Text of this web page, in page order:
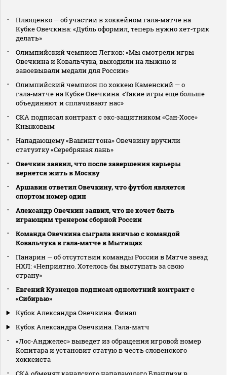
Плющенко — об участии в хоккейном гала‑матче на
Кубке Овечкина: «Дубль оформил, теперь нужно хет‑трик
делать»
Олимпийский чемпион Легков: «Мы смотрели игры
Овечкина и Ковальчука, выходили на лыжню и
завоевывали медали для России»
Олимпийский чемпион по хоккею Каменский — о
гала‑матче на Кубке Овечкина: «Такие игры еще больше
объединяют и сплачивают нас»
СКА подписал контракт с экс‑защитником «Сан‑Хосе»
Кныжовым
Нападающему «Вашингтона» Овечкину вручили
статуэтку «Серебряная лань»
Овечкин заявил, что после завершения карьеры
вернется жить в Москву
Аршавин ответил Овечкину, что футбол является
спортом номер один
Александр Овечкин заявил, что не хочет быть
играющим тренером сборной России
Команда Овечкина сыграла вничью с командой
Ковальчука в гала‑матче в Мытищах
Панарин — об отсутствии команды России в Матче звезд
НХЛ: «Неприятно. Хотелось бы выступать за свою
страну»
Евгений Кузнецов подписал однолетний контракт с
«Сибирью»
Кубок Александра Овечкина. Финал
Кубок Александра Овечкина. Гала-матч
«Лос‑Анджелес» выведет из обращения игровой номер
Копитара и установит статую в честь словенского
хоккеиста